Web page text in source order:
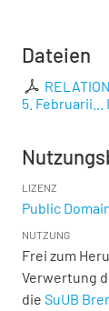
Dateien
5. Februarii...
LIZENZ
Public
NUTZUNG
Frei zum
Verwertung
die SuUB